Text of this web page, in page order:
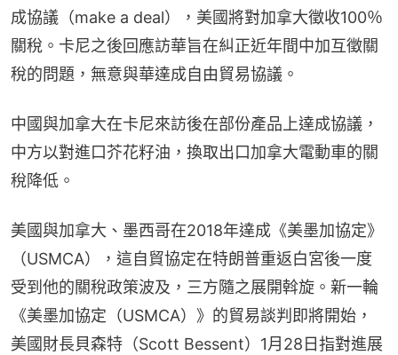
成協議（make a deal），美國將對加拿大徵收100％
關稅。卡尼之後回應訪華旨在糾正近年間中加互徵關
稅的問題，無意與華達成自由貿易協議。
中國與加拿大在卡尼來訪後在部份產品上達成協議，
中方以對進口芥花籽油，換取出口加拿大電動車的關
稅降低。
美國與加拿大、墨西哥在2018年達成《美墨加協定》
（USMCA），這自貿協定在特朗普重返白宮後一度
受到他的關稅政策波及，三方隨之展開斡旋。新一輪
《美墨加協定（USMCA）》的貿易談判即將開始，
美國財長貝森特（Scott Bessent）1月28日指對進展